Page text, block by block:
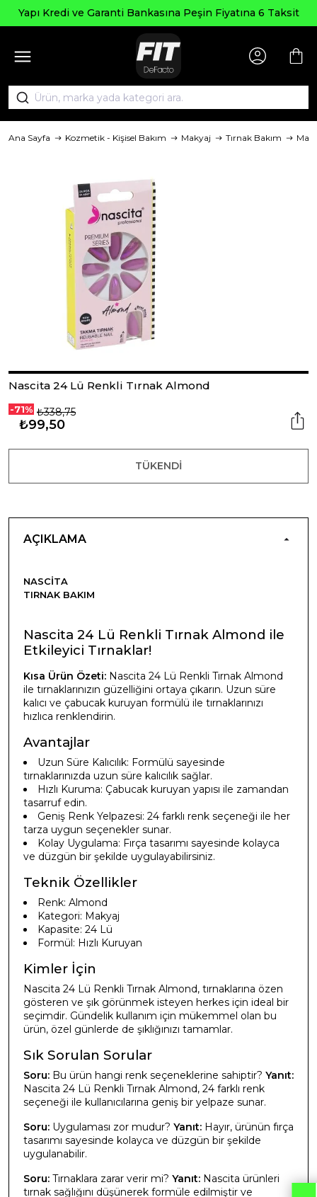
Yapı Kredi ve Garanti Bankasına Peşin Fiyatına 6 Taksit
Ana Sayfa Kozmetik - Kişisel Bakım Makyaj Tırnak Bakım
Nascita 24 Lü Renkli Tırnak Almond
-71% ₺338,75
₺99,50
TÜKENDI
AÇIKLAMA
NASCITA
TIRNAK BAKIM
Nascita 24 Lü Renkli Tırnak Almond ile
Etkileyici Tırnaklar!
Kısa Ürün Özeti: Nascita 24 Lü Renkli Tırnak Almond
ile tırnaklarınızın güzelliğini ortaya çıkarın. Uzun süre
kalıcı ve çabucak kuruyan formülü ile tırnaklarınızı
hızlıca renklendirin.
Avantajlar
Uzun Süre Kalıcılık: Formülü sayesinde
tırnaklarınızda uzun süre kalıcılık sağlar.
Hızlı Kuruma: Çabucak kuruyan yapısı ile zamandan
tasarruf edin.
Geniş Renk Yelpazesi: 24 farklı renk seçeneği ile her
tarza uygun seçenekler sunar.
Kolay Uygulama: Fırça tasarımı sayesinde kolayca
ve düzgün bir şekilde uygulayabilirsiniz.
Teknik Özellikler
Renk: Almond
Kategori: Makyaj
Kapasite: 24 Lü
Formül: Hızlı Kuruyan
Kimler İçin
Nascita 24 Lü Renkli Tırnak Almond, tırnaklarına özen
gösteren ve şık görünmek isteyen herkes için ideal bir
seçimdir. Gündelik kullanım için mükemmel olan bu
ürün, özel günlerde de şıklığınızı tamamlar.
Sık Sorulan Sorular
Soru: Bu ürün hangi renk seçeneklerine sahiptir? Yanıt:
Nascita 24 Lü Renkli Tırnak Almond, 24 farklı renk
seçeneği ile kullanıcılarına geniş bir yelpaze sunar.
Soru: Uygulaması zor mudur? Yanıt: Hayır, ürünün fırça
tasarımı sayesinde kolayca ve düzgün bir şekilde
uygulanabilir.
Soru: Tırnaklara zarar verir mi? Yanıt: Nascita ürünleri
tırnak sağlığını düşünerek formüle edilmiştir ve